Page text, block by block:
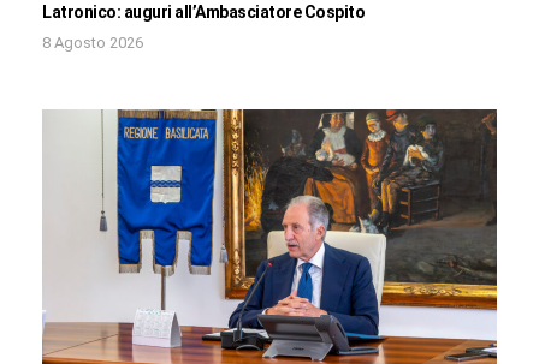
Latronico: auguri all’Ambasciatore Cospito
8 Agosto 2026